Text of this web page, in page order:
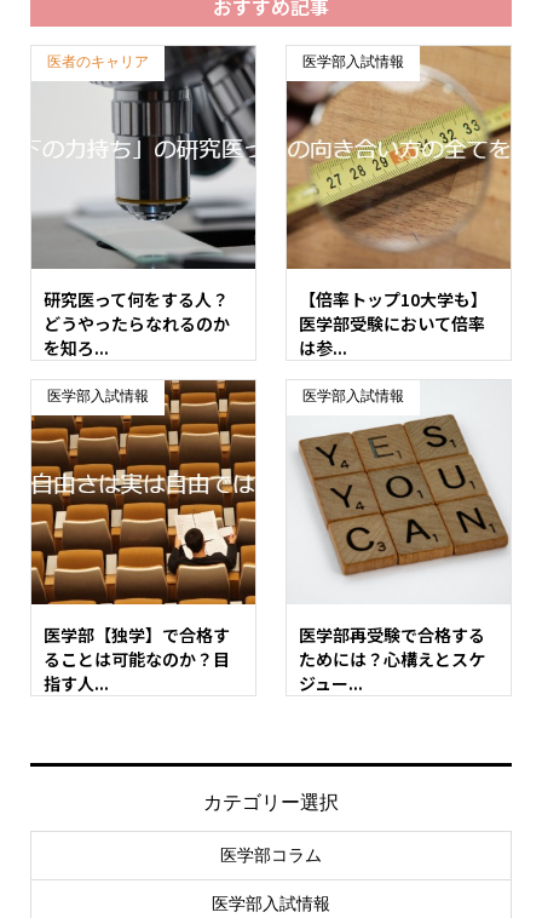
医者のキャリア
研究医って何をする人？
どうやったらなれるのか
を知ろ...
医学部入試情報
【倍率トップ10大学も】
医学部受験において倍率
は参...
医学部入試情報
医学部【独学】で合格す
ることは可能なのか？目
指す人...
医学部入試情報
医学部再受験で合格する
ためには？心構えとスケ
ジュー...
カテゴリー選択
医学部コラム
医学部入試情報